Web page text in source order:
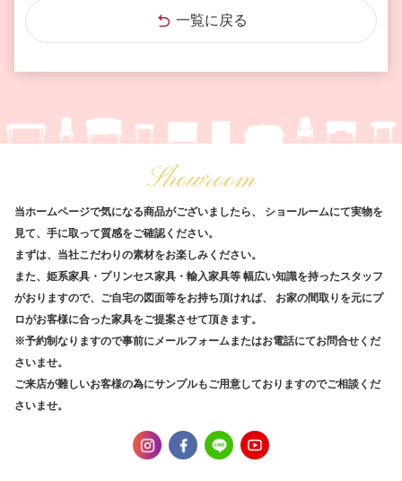
一覧に戻る
Showroom
当ホームページで気になる商品がございましたら、
ショールームにて実物を
見て、手に取って質感をご確認ください。
まずは、当社こだわりの素材をお楽しみください。
また、姫系家具・プリンセス家具・輸入家具等 幅広い知識を持ったスタッフ
がおりますので、ご自宅の図面等をお持ち頂ければ、
お家の間取りを元にプ
ロがお客様に合った家具をご提案させて頂きます。
※予約制なりますので事前にメールフォームまたはお電話にてお問合せくだ
さいませ。
ご来店が難しいお客様の為にサンプルもご用意しておりますのでご相談くだ
さいませ。